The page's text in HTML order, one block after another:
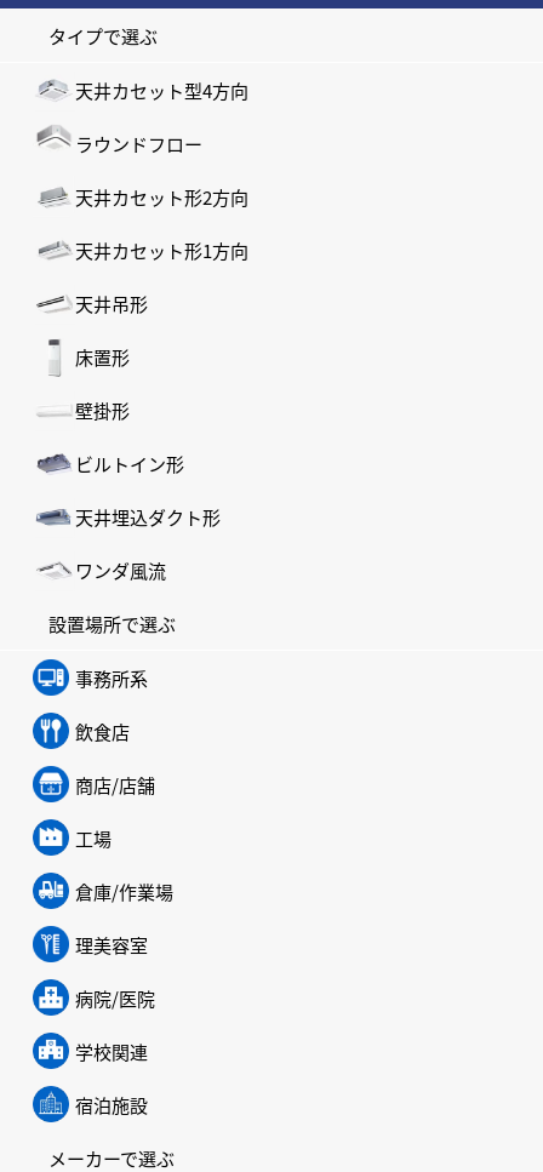
タイプで選ぶ
天井カセット型4方向
ラウンドフロー
天井カセット形2方向
天井カセット形1方向
天井吊形
床置形
壁掛形
ビルトイン形
天井埋込ダクト形
ワンダ風流
設置場所で選ぶ
事務所系
飲食店
商店/店舗
工場
倉庫/作業場
理美容室
病院/医院
学校関連
宿泊施設
メーカーで選ぶ